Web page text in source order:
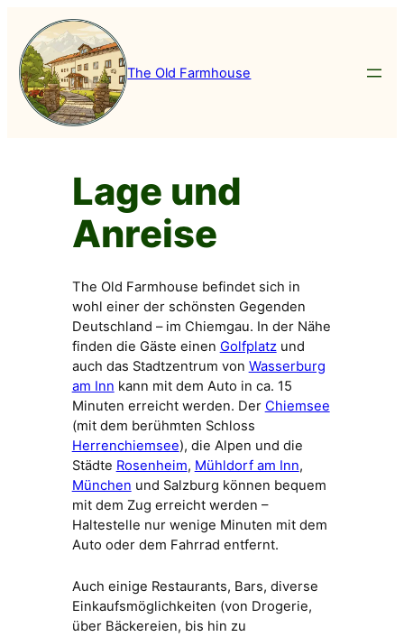
Inhalt
springen
The Old Farmhouse
Lage und
Anreise
The Old Farmhouse befindet sich in
wohl einer der schönsten Gegenden
Deutschland – im Chiemgau. In der Nähe
finden die Gäste einen Golfplatzund
auch das Stadtzentrum von Wasserburg
am Inn kann mit dem Auto in ca. 15
Minuten erreicht werden. Der Chiemsee
(mit dem berühmten Schloss
Herrenchiemsee), die Alpen und die
Städte Rosenheim, Mühldorf am Inn,
München und Salzburg können bequem
mit dem Zug erreicht werden –
Haltestelle nur wenige Minuten mit dem
Auto oder dem Fahrrad entfernt.
Auch einige Restaurants, Bars, diverse
Einkaufsmöglichkeiten (von Drogerie,
über Bäckereien, bis hin zu